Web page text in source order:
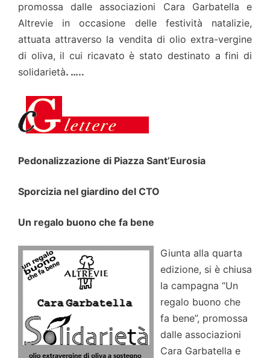
promossa dalle associazioni Cara Garbatella e
Altrevie in occasione delle festività natalizie,
attuata attraverso la vendita di olio extra-vergine
di oliva, il cui ricavato è stato destinato a fini di
solidarietà. …..
Pedonalizzazione di Piazza Sant’Eurosia
Sporcizia nel giardino del CTO
Un regalo buono che fa bene
Giunta alla quarta
edizione, si è chiusa
la campagna “Un
regalo buono che
fa bene”, promossa
dalle associazioni
Cara Garbatella e